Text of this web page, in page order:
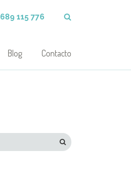
689 115 776
Blog Contacto